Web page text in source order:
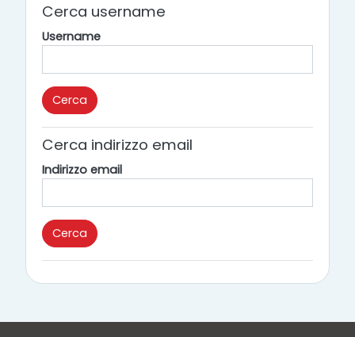
Cerca username
Username
Cerca indirizzo email
Indirizzo email